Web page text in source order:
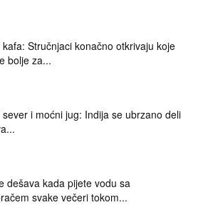
kafa: Stručnjaci konačno otkrivaju koje
bolje za...
sever i moćni jug: Indija se ubrzano deli
dešava kada pijete vodu sa
svake večeri tokom...